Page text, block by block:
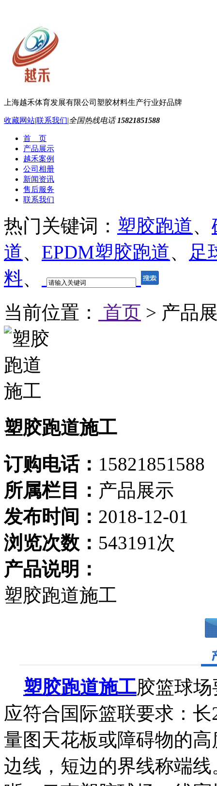
上海越禾体育发展有限公司 塑胶材料生产行业好品牌
收藏网站|联系我们|全国热线电话15821851588
首 页
产品展示
越禾案例
公司相册
新闻资讯
售后服务
联系我们
热门关键词： 塑胶跑道、
道、 EPDM塑胶跑道、 足
料、
当前位置：
首页 > 产品
塑胶跑道施工
订购电话： 15821851588
所属栏目： 产品展示
发布时间： 2018-12-01
浏览次数： 543191次
产品说明：
塑胶跑道施工
塑胶跑道施工胶篮球
应符合国际篮联要求：
量图天花板或障碍物的
边线，短边的界线称端